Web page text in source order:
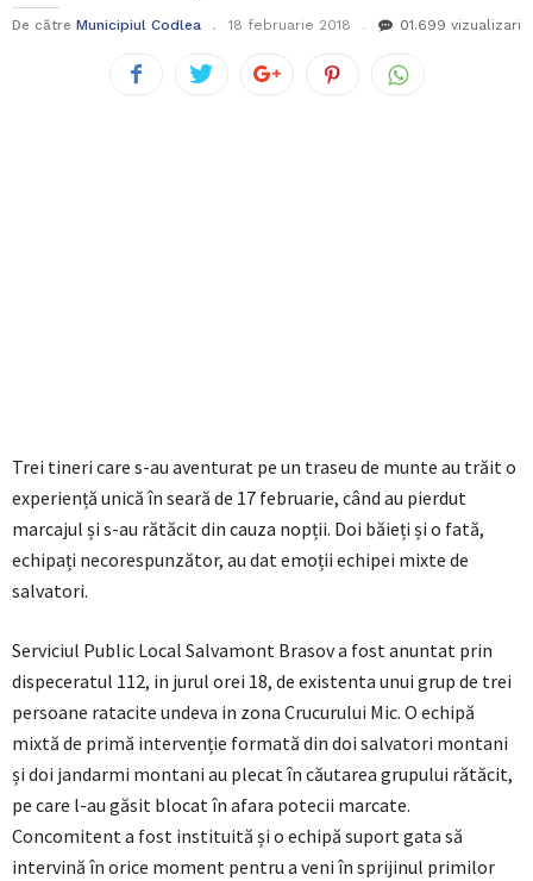
De către Municipiul Codlea 18 februarie 2018 01.699 vizualizari
Trei tineri care s-au aventurat pe un traseu de munte au trăit o
experiență unică în seară de 17 februarie, când au pierdut
marcajul și s-au rătăcit din cauza nopții. Doi băieți și o fată,
echipați necorespunzător, au dat emoții echipei mixte de
salvatori.
Serviciul Public Local Salvamont Brasov a fost anuntat prin
dispeceratul 112, in jurul orei 18, de existenta unui grup de trei
persoane ratacite undeva in zona Crucurului Mic. O echipă
mixtă de primă intervenție formată din doi salvatori montani
și doi jandarmi montani au plecat în căutarea grupului rătăcit,
pe care l-au găsit blocat în afara potecii marcate.
Concomitent a fost instituită și o echipă suport gata să
intervină în orice moment pentru a veni în sprijinul primilor